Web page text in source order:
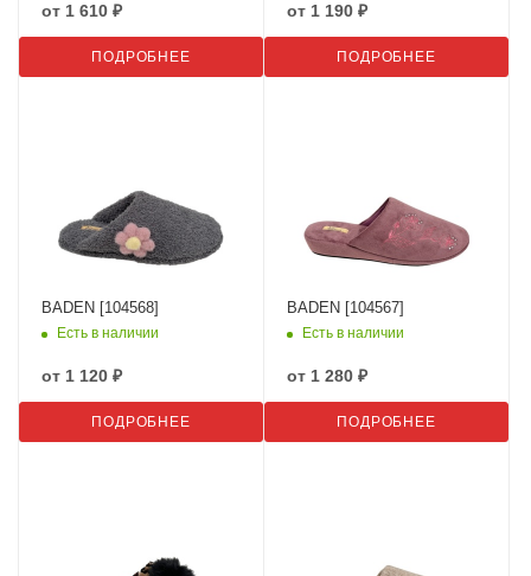
от 1 610 ₽
ПОДРОБНЕЕ
от 1 190 ₽
ПОДРОБНЕЕ
BADEN [104568]
Есть в наличии
от 1 120 ₽
ПОДРОБНЕЕ
BADEN [104567]
Есть в наличии
от 1 280 ₽
ПОДРОБНЕЕ